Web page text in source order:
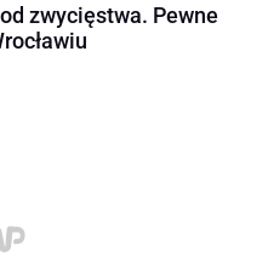
zwycięstwa. Pewne